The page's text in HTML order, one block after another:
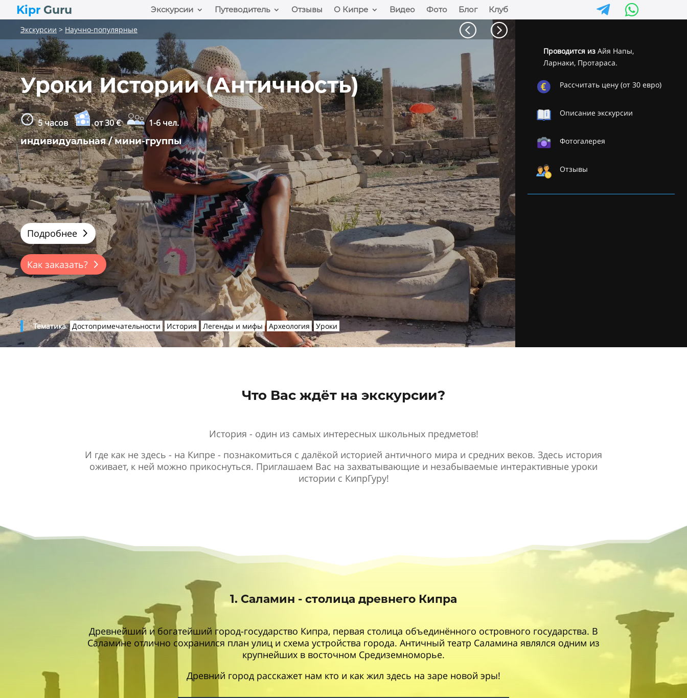
Kipr Guru Экскурсии Путеводитель Отзывы О Кипре Видео Фото Блог Клуб  
Экскурсии > Научно-популярные < =
Уроки Истории (Античность)
5 часов от 30 €
1-6 чел.
индивидуальная / мини-группы
Подробнее
Как заказать?
Тематика: Достопримечательности История Легенды и мифы Археология Уроки
Проводится из Айя Напы,
Ларнаки, Протараса.
Рассчитать цену (от 30 евро)
Описание экскурсии
Фотогалерея
Отзывы
Что Вас ждёт на экскурсии?
История - один из самых интересных школьных предметов!
И где как не здесь - на Кипре - познакомиться с далёкой историей античного мира и средних веков. Здесь история
оживает, к ней можно прикоснуться. Приглашаем Вас на захватывающие и незабываемые интерактивные уроки
истории с КипрГуру!
1. Саламин - столица древнего Кипра
Древнейший и богатейший город-государство Кипра, первая столица объединённого островного государства. В
Саламине отлично сохранился план улиц и схема устройства города. Античный театр Саламина являлся одним из
крупнейших в восточном Средиземноморье.
Древний город расскажет нам кто и как жил здесь на заре новой эры!